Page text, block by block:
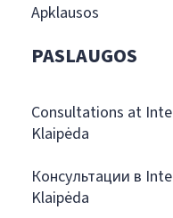
Apklausos
PASLAUGOS
Consultations at
Klaipėda
Консультации в
Klaipėda